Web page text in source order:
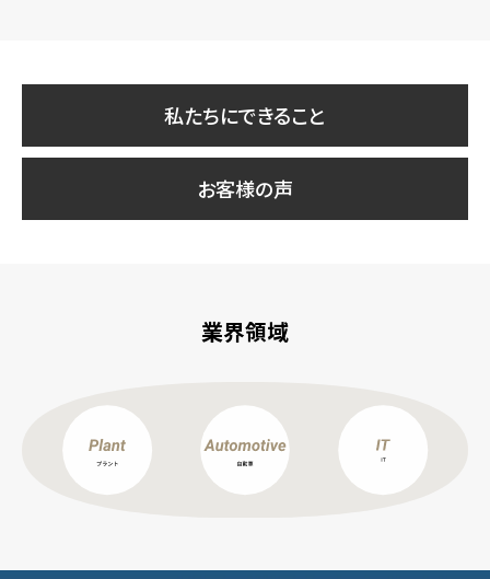
私たちにできること
お客様の声
業界領域